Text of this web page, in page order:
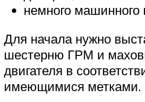
немного машинного
Для начала нужно
шестерню ГРМ и
двигателя в
имеющимися метками.